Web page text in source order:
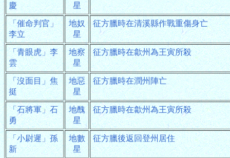
慶
星
「催命判官」
李立
地奴
星
征方臘時在清溪縣作戰重傷身亡
「青眼虎」李
雲
地察
星
征方臘時在歙州為王寅所殺
「沒面目」焦
挺
地惡
星
征方臘時在潤州陣亡
「石將軍」石
勇
地醜
星
征方臘時在歙州為王寅所殺
「小尉遲」孫
新
地數
星
征方臘後返回登州居住